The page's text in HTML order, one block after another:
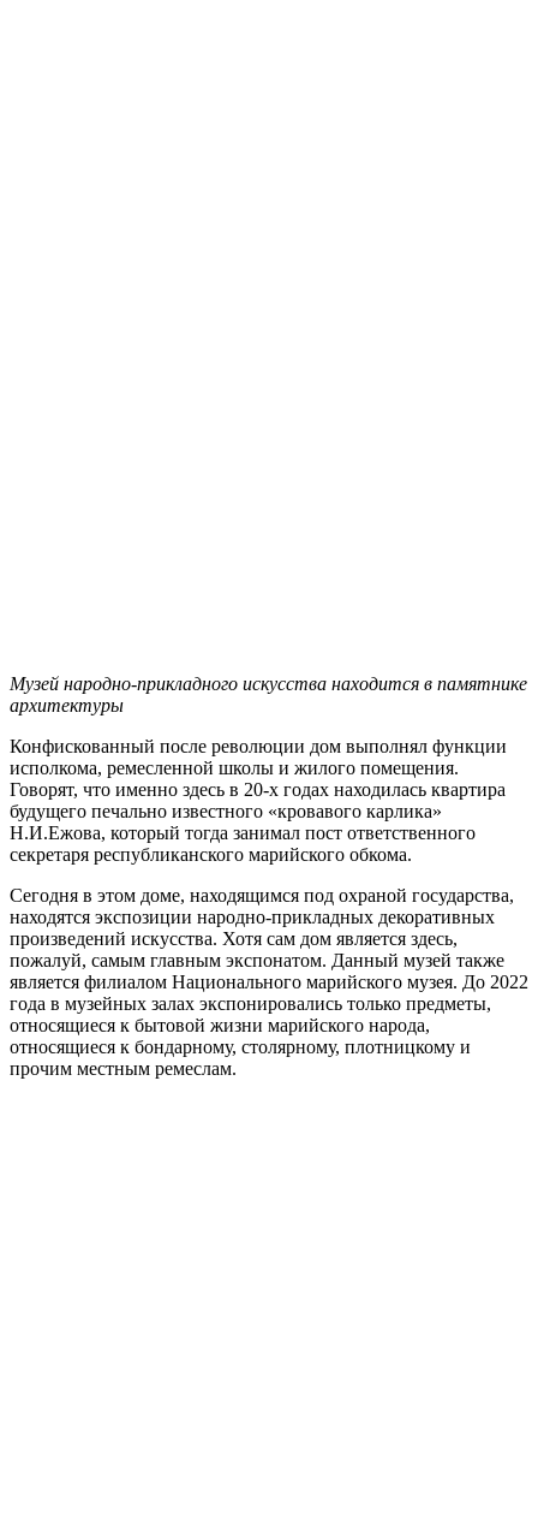
Музей народно-прикладного искусства находится в памятнике
архитектуры
Конфискованный после революции дом выполнял функции
исполкома, ремесленной школы и жилого помещения.
Говорят, что именно здесь в 20-х годах находилась квартира
будущего печально известного «кровавого карлика»
Н.И.Ежова, который тогда занимал пост ответственного
секретаря республиканского марийского обкома.
Сегодня в этом доме, находящимся под охраной государства,
находятся экспозиции народно-прикладных декоративных
произведений искусства. Хотя сам дом является здесь,
пожалуй, самым главным экспонатом. Данный музей также
является филиалом Национального марийского музея. До 2022
года в музейных залах экспонировались только предметы,
относящиеся к бытовой жизни марийского народа,
относящиеся к бондарному, столярному, плотницкому и
прочим местным ремеслам.